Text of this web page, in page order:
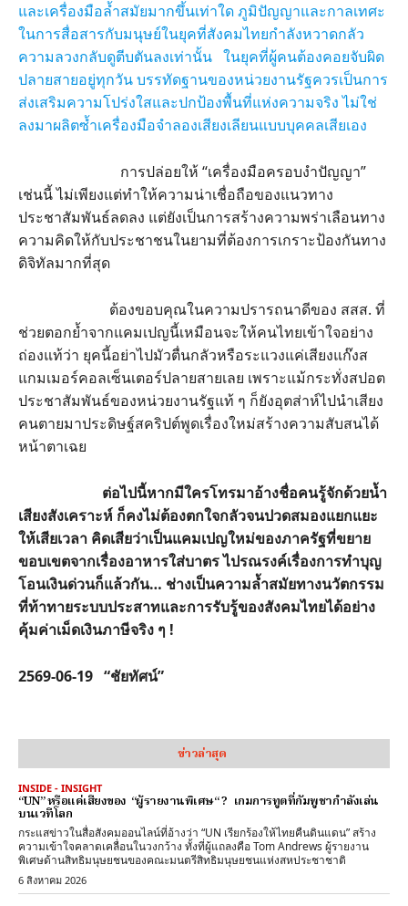
และเครื่องมือล้ำสมัยมากขึ้นเท่าใด ภูมิปัญญาและกาลเทศะ
ในการสื่อสารกับมนุษย์ในยุคที่สังคมไทยกำลังหวาดกลัว
ความลวงกลับดูตีบตันลงเท่านั้น ในยุคที่ผู้คนต้องคอยจับผิด
ปลายสายอยู่ทุกวัน บรรทัดฐานของหน่วยงานรัฐควรเป็นการ
ส่งเสริมความโปร่งใสและปกป้องพื้นที่แห่งความจริง ไม่ใช่
ลงมาผลิตซ้ำเครื่องมือจำลองเสียงเลียนแบบบุคคลเสียเอง
การปล่อยให้ “เครื่องมือครอบงำปัญญา”
เช่นนี้ ไม่เพียงแต่ทำให้ความน่าเชื่อถือของแนวทาง
ประชาสัมพันธ์ลดลง แต่ยังเป็นการสร้างความพร่าเลือนทาง
ความคิดให้กับประชาชนในยามที่ต้องการเกราะป้องกันทาง
ดิจิทัลมากที่สุด
ต้องขอบคุณในความปรารถนาดีของ สสส. ที่
ช่วยตอกย้ำจากแคมเปญนี้เหมือนจะให้คนไทยเข้าใจอย่าง
ถ่องแท้ว่า ยุคนี้อย่าไปมัวตื่นกลัวหรือระแวงแค่เสียงแก๊งส
แกมเมอร์คอลเซ็นเตอร์ปลายสายเลย เพราะแม้กระทั่งสปอต
ประชาสัมพันธ์ของหน่วยงานรัฐแท้ ๆ ก็ยังอุตส่าห์ไปนำเสียง
คนตายมาประดิษฐ์สคริปต์พูดเรื่องใหม่สร้างความสับสนได้
หน้าตาเฉย
ต่อไปนี้หากมีใครโทรมาอ้างชื่อคนรู้จักด้วยน้ำ
เสียงสังเคราะห์ ก็คงไม่ต้องตกใจกลัวจนปวดสมองแยกแยะ
ให้เสียเวลา คิดเสียว่าเป็นแคมเปญใหม่ของภาครัฐที่ขยาย
ขอบเขตจากเรื่องอาหารใส่บาตร ไปรณรงค์เรื่องการทำบุญ
โอนเงินด่วนก็แล้วกัน… ช่างเป็นความล้ำสมัยทางนวัตกรรม
ที่ท้าทายระบบประสาทและการรับรู้ของสังคมไทยได้อย่าง
คุ้มค่าเม็ดเงินภาษีจริง ๆ !
2569-06-19 “ชัยทัศน์”
ข่าวล่าสุด
INSIDE - INSIGHT
“UN” หรือแค่เสียงของ “ผู้รายงานพิเศษ“ ? เกมการทูตที่กัมพูชากำลังเล่น
บนเวทีโลก
กระแสข่าวในสื่อสังคมออนไลน์ที่อ้างว่า “UN เรียกร้องให้ไทยคืนดินแดน” สร้าง
ความเข้าใจคลาดเคลื่อนในวงกว้าง ทั้งที่ผู้แถลงคือ Tom Andrews ผู้รายงาน
พิเศษด้านสิทธิมนุษยชนของคณะมนตรีสิทธิมนุษยชนแห่งสหประชาชาติ
6 สิงหาคม 2026